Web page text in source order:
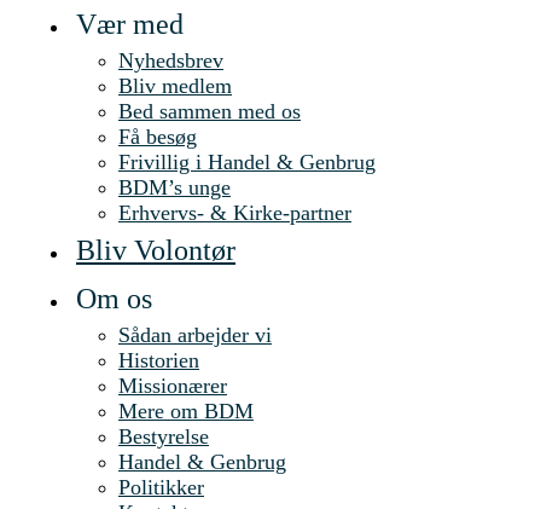
Vær med
Nyhedsbrev
Bliv medlem
Bed sammen med os
Få besøg
Frivillig i Handel & Genbrug
BDM’s unge
Erhvervs- & Kirke-partner
Bliv Volontør
Om os
Sådan arbejder vi
Historien
Missionærer
Mere om BDM
Bestyrelse
Handel & Genbrug
Politikker